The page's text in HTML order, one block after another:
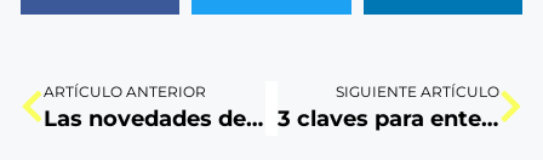
ARTÍCULO ANTERIOR
Las novedades del Ecommerce que debes saber
SIGUIENTE ARTÍCULO
3 claves para entender el éxito del spot mundialista de Nike